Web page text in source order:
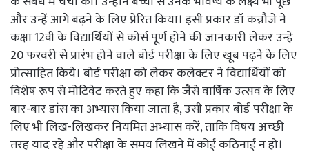
और उन्हें आगे बढ़ने के लिए प्रेरित किया। इसी प्रकार डॉ कन्नौजे ने
कक्षा 12वीं के विद्यार्थियों से कोर्स पूर्ण होने की जानकारी लेकर उन्हें
20 फरवरी से प्रारंभ होने वाले बोर्ड परीक्षा के लिए खूब पढ़ने के लिए
प्रोत्साहित किये। बोर्ड परीक्षा को लेकर कलेक्टर ने विद्यार्थियों को
विशेष रूप से मोटिवेट करते हुए कहा कि जैसे वार्षिक उत्सव के लिए
बार-बार डांस का अभ्यास किया जाता है, उसी प्रकार बोर्ड परीक्षा के
लिए भी लिख-लिखकर नियमित अभ्यास करें, ताकि विषय अच्छी
तरह याद रहे और परीक्षा के समय लिखने में कोई कठिनाई न हो।